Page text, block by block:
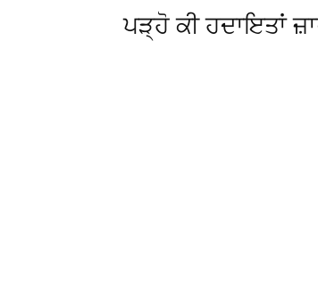
ਪੜ੍ਹੋ ਕੀ ਹਦਾਇਤਾਂ